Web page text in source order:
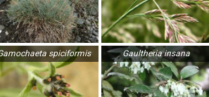
spiciformis Gaultheria insana